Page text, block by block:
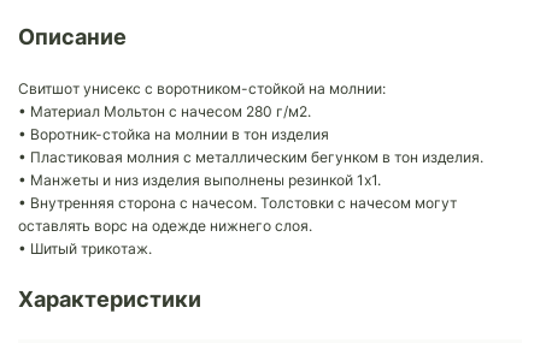
Описание
Свитшот унисекс с воротником-стойкой на молнии:
• Материал Мольтон с начесом 280 г/м2.
• Воротник-стойка на молнии в тон изделия
• Пластиковая молния с металлическим бегунком в тон изделия.
• Манжеты и низ изделия выполнены резинкой 1х1.
• Внутренняя сторона с начесом. Толстовки с начесом могут
оставлять ворс на одежде нижнего слоя.
• Шитый трикотаж.
Характеристики